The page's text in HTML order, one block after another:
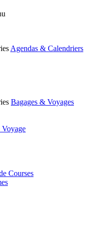
Agendas & Calendriers
Bagages & Voyages
Voyage
Courses